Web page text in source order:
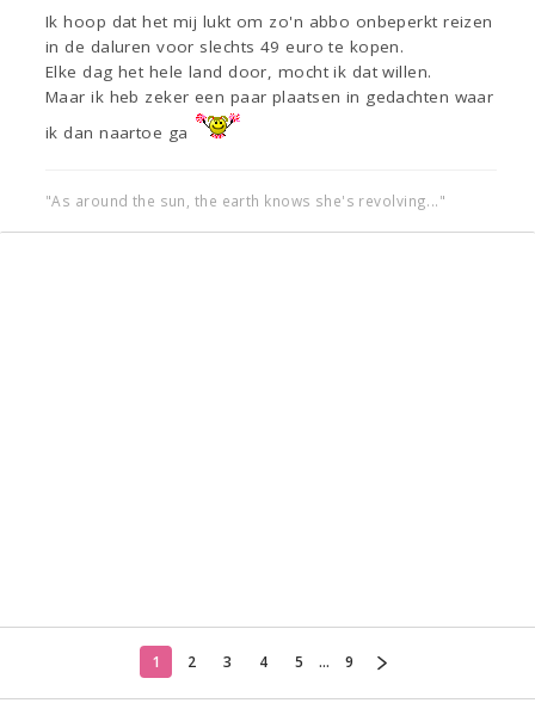
Ik hoop dat het mij lukt om zo'n abbo onbeperkt reizen
in de daluren voor slechts 49 euro te kopen.
Elke dag het hele land door, mocht ik dat willen.
Maar ik heb zeker een paar plaatsen in gedachten waar
ik dan naartoe ga
"As around the sun, the earth knows she's revolving..."
1 2 3 4 5 ... 9